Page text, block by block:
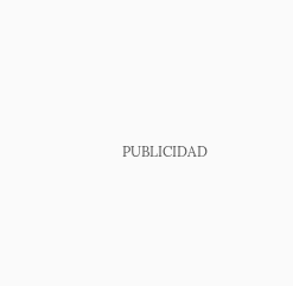
PUBLICIDAD